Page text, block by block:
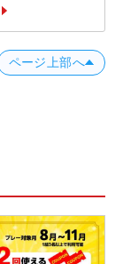
ページ上部へ